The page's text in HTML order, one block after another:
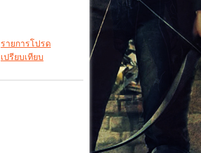
รายการโปรด
เปรียบเทียบ